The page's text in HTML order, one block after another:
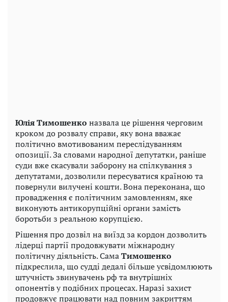
Юлія Тимошенко назвала це рішення черговим
кроком до розвалу справи, яку вона вважає
політично вмотивованим переслідуванням
опозиції. За словами народної депутатки, раніше
суди вже скасували заборону на спілкування з
депутатами, дозволили пересуватися країною та
повернули вилучені кошти. Вона переконана, що
провадження є політичним замовленням, яке
виконують антикорупційні органи замість
боротьби з реальною корупцією.
Рішення про дозвіл на виїзд за кордон дозволить
лідерці партії продовжувати міжнародну
політичну діяльність. СамаТимошенко
підкреслила, що судді дедалі більше усвідомлюють
штучність звинувачень рф та внутрішніх
опонентів у подібних процесах. Наразі захист
продовжує працювати над повним закриттям